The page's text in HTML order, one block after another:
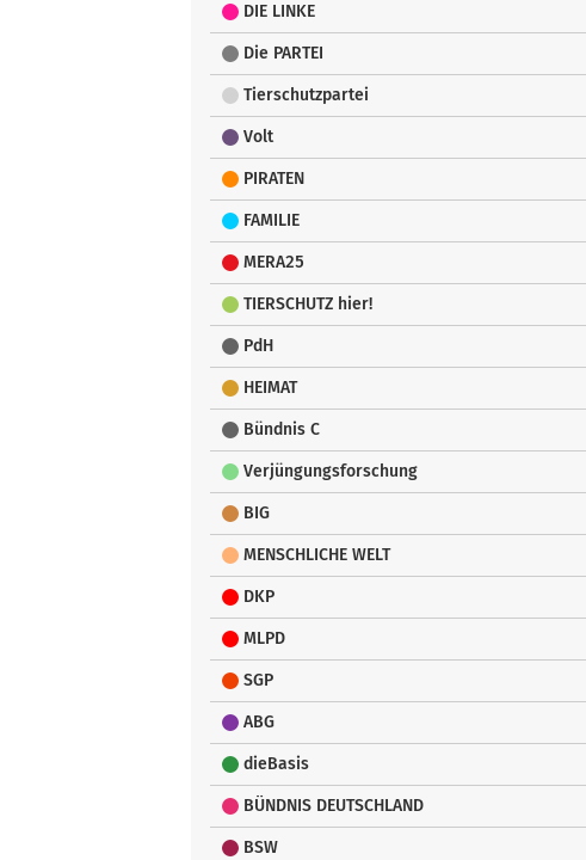
DIE LINKE
Die PARTEI
Tierschutzpartei
Volt
PIRATEN
FAMILIE
MERA25
TIERSCHUTZ hier!
PdH
HEIMAT
Bündnis C
Verjüngungsforschung
BIG
MENSCHLICHE WELT
DKP
MLPD
SGP
ABG
dieBasis
BÜNDNIS DEUTSCHLAND
BSW